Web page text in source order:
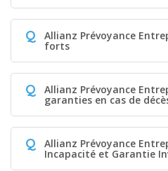
Q Allianz Prévoyance
forts
Q Allianz Prévoyance
garanties en cas de
Q Allianz Prévoyance
Incapacité et Garantie